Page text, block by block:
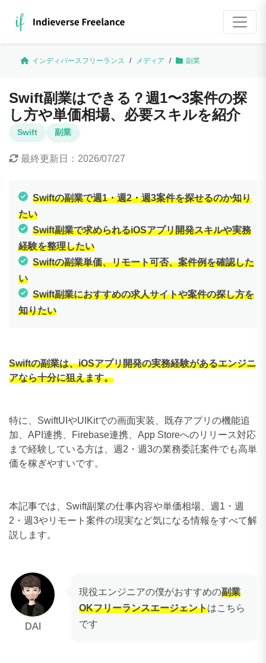
インディバースフリーランス / メディア / 副業
Swift副業はできる？週1〜3案件の探
し方や単価相場、必要スキルを紹介
Swift 副業
最終更新日： 2026/07/27
Swiftの副業で週1・週2・週3案件を探せるのか知り
たい
Swift副業で求められるiOSアプリ開発スキルや実務
経験を整理したい
Swiftの副業単価、リモート可否、案件例を確認した
い
Swift副業におすすめの求人サイトや案件の探し方を
知りたい
Swiftの副業は、iOSアプリ開発の実務経験があるエンジニ
アなら十分に狙えます。
特に、SwiftUIやUIKitでの画面実装、既存アプリの機能追
加、API連携、Firebase連携、App Storeへのリリース対応
まで経験している方は、週2・週3の業務委託案件でも高単
価を稼ぎやすいです。
本記事では、Swift副業の仕事内容や単価相場、週1・週
2・週3やリモート案件の現実など気になる情報をすべて解
説します。
DAI
現役エンジニアの僕がおすすめの副業
OKフリーランスエージェントはこちら
です